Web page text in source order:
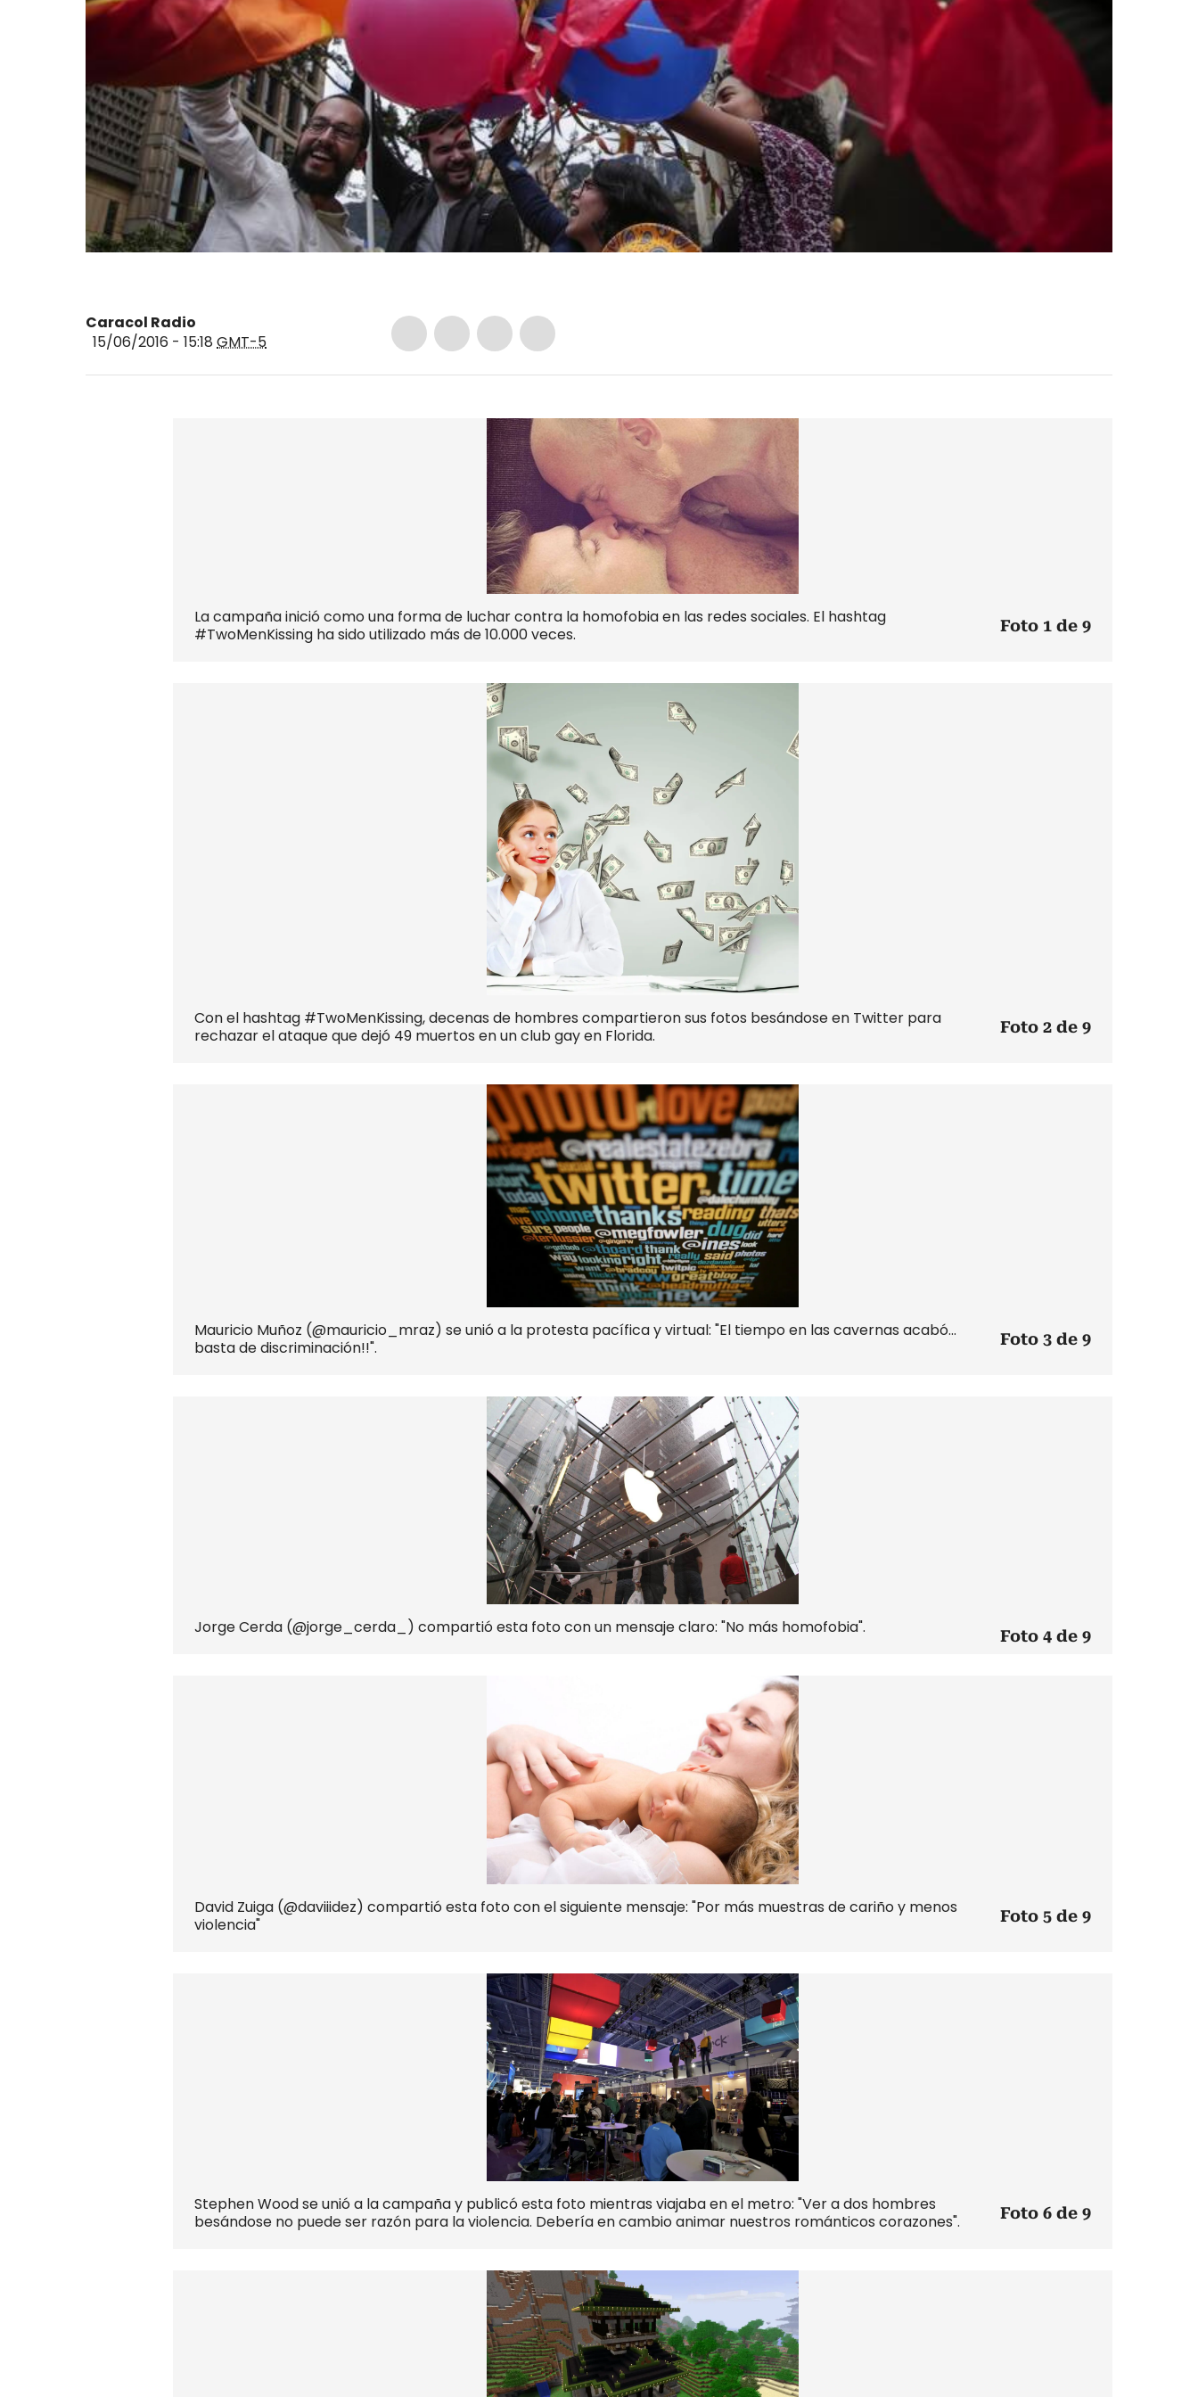
Caracol Radio
15/06/2016 - 15:18 GMT-5
La campaña inició como una forma de luchar contra la homofobia en las redes sociales. El hashtag
#TwoMenKissing ha sido utilizado más de 10.000 veces.
Foto 1 de 9
Con el hashtag #TwoMenKissing, decenas de hombres compartieron sus fotos besándose en Twitter para
rechazar el ataque que dejó 49 muertos en un club gay en Florida.
Foto 2 de 9
Mauricio Muñoz (@mauricio_mraz) se unió a la protesta pacífica y virtual: "El tiempo en las cavernas acabó...
basta de discriminación!!".
Foto 3 de 9
Jorge Cerda (@jorge_cerda_) compartió esta foto con un mensaje claro: "No más homofobia". Foto 4 de 9
David Zuiga (@daviiidez) compartió esta foto con el siguiente mensaje: "Por más muestras de cariño y menos
violencia"
Foto 5 de 9
Stephen Wood se unió a la campaña y publicó esta foto mientras viajaba en el metro: "Ver a dos hombres
besándose no puede ser razón para la violencia. Debería en cambio animar nuestros románticos corazones".
Foto 6 de 9